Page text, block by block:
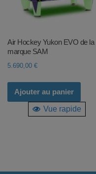
Air Hockey Yukon EVO de la
marque SAM
5.690,00 €
Ajouter au panier
Vue rapide